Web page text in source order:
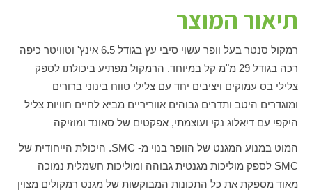
תיאור המוצר
רמקול סנטר בעל וופר עשוי סיבי עץ בגודל 6.5 אינץ' וטוויטר כיפה
רכה בגודל 29 מ"מ קל במיוחד. הרמקול מפתיע ביכולתו לספק
צלילי בס עמוקים ויציבים יחד עם צלילי טווח בינוני ברורים
ומוגדרים היטב ותדרים גבוהים אווריריים מביא לחיים חוויות צליל
היקפי עם דיאלוג נקי ועוצמתי, אפקטים של סאונד ומוזיקה
המוט במנוע המגנט של הוופר בנוי מ- SMC. היכולת הייחודית של
SMC לספק מוליכות מגנטית גבוהה ומוליכות חשמלית נמוכה
מאוד מספקת את כל התכונות המבוקשות של מגנט רמקולים מצוין